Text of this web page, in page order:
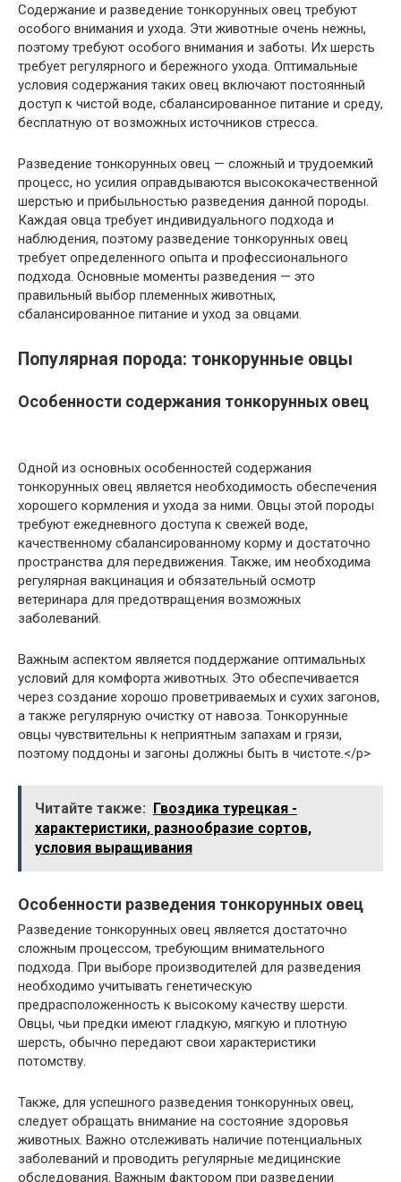
Содержание и разведение тонкорунных овец требуют
особого внимания и ухода. Эти животные очень нежны,
поэтому требуют особого внимания и заботы. Их шерсть
требует регулярного и бережного ухода. Оптимальные
условия содержания таких овец включают постоянный
доступ к чистой воде, сбалансированное питание и среду,
бесплатную от возможных источников стресса.
Разведение тонкорунных овец — сложный и трудоемкий
процесс, но усилия оправдываются высококачественной
шерстью и прибыльностью разведения данной породы.
Каждая овца требует индивидуального подхода и
наблюдения, поэтому разведение тонкорунных овец
требует определенного опыта и профессионального
подхода. Основные моменты разведения — это
правильный выбор племенных животных,
сбалансированное питание и уход за овцами.
Популярная порода: тонкорунные овцы
Особенности содержания тонкорунных овец
Одной из основных особенностей содержания
тонкорунных овец является необходимость обеспечения
хорошего кормления и ухода за ними. Овцы этой породы
требуют ежедневного доступа к свежей воде,
качественному сбалансированному корму и достаточно
пространства для передвижения. Также, им необходима
регулярная вакцинация и обязательный осмотр
ветеринара для предотвращения возможных
заболеваний.
Важным аспектом является поддержание оптимальных
условий для комфорта животных. Это обеспечивается
через создание хорошо проветриваемых и сухих загонов,
а также регулярную очистку от навоза. Тонкорунные
овцы чувствительны к неприятным запахам и грязи,
поэтому поддоны и загоны должны быть в чистоте.</р>
Читайте также: Гвоздика турецкая -
характеристики, разнообразие сортов,
условия выращивания
Особенности разведения тонкорунных овец
Разведение тонкорунных овец является достаточно
сложным процессом, требующим внимательного
подхода. При выборе производителей для разведения
необходимо учитывать генетическую
предрасположенность к высокому качеству шерсти.
Овцы, чьи предки имеют гладкую, мягкую и плотную
шерсть, обычно передают свои характеристики
потомству.
Также, для успешного разведения тонкорунных овец,
следует обращать внимание на состояние здоровья
животных. Важно отслеживать наличие потенциальных
заболеваний и проводить регулярные медицинские
обследования. Важным фактором при разведении